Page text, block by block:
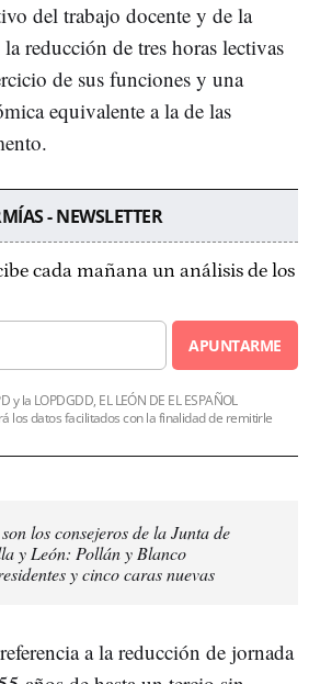
del trabajo docente y de la
reducción de tres horas lectivas
de sus funciones y una
equivalente a la de las
- NEWSLETTER
cada mañana un análisis de los
APUNTARME
y la LOPDGDD, EL LEÓN DE EL ESPAÑOL
los datos facilitados con la finalidad de remitirle
los consejeros de la Junta de
y León: Pollán y Blanco
y cinco caras nuevas
a la reducción de jornada